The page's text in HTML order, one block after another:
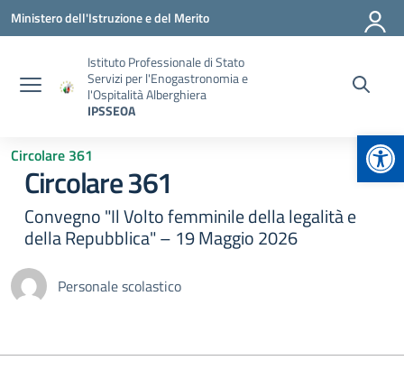
Vai ai contenuti
Vai al menu di navigazione
Vai al footer
Ministero dell'Istruzione e del Merito
Istituto Professionale di Stato
Servizi per l'Enogastronomia e
l'Ospitalità Alberghiera
IPSSEOA
Circolare 361
Circolare 361
Convegno "Il Volto femminile della legalità e
della Repubblica" – 19 Maggio 2026
Personale scolastico